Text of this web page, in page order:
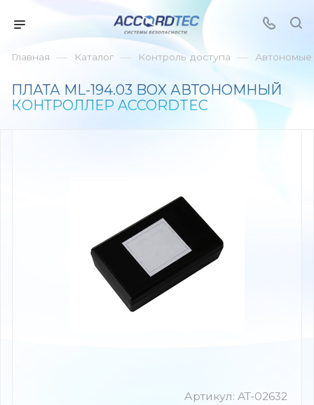
Главная — Каталог — Контроль доступа — Автономые
ПЛАТА ML-194.03 BOX АВТОНОМНЫЙ
КОНТРОЛЛЕР ACCORDTEC
Артикул: AT-02632